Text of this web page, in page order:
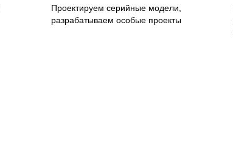
Проектируем серийные модели,
разрабатываем особые проекты